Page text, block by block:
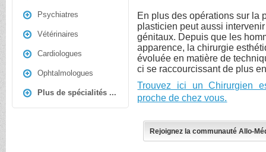
Psychiatres
Vétérinaires
Cardiologues
Ophtalmologues
Plus de spécialités ...
En plus des opérations sur la
plasticien peut aussi
génitaux. Depuis que les
apparence, la chirurgie
évoluée en matière de
ci se raccourcissant de plus
Trouvez ici un Chirurgien
proche de chez vous.
Rejoignez la communauté Allo-